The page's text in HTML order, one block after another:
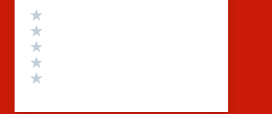
Valutazione